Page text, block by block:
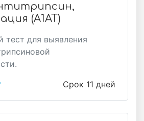
(А1АТ)
тест для выявления
Срок 11 дней